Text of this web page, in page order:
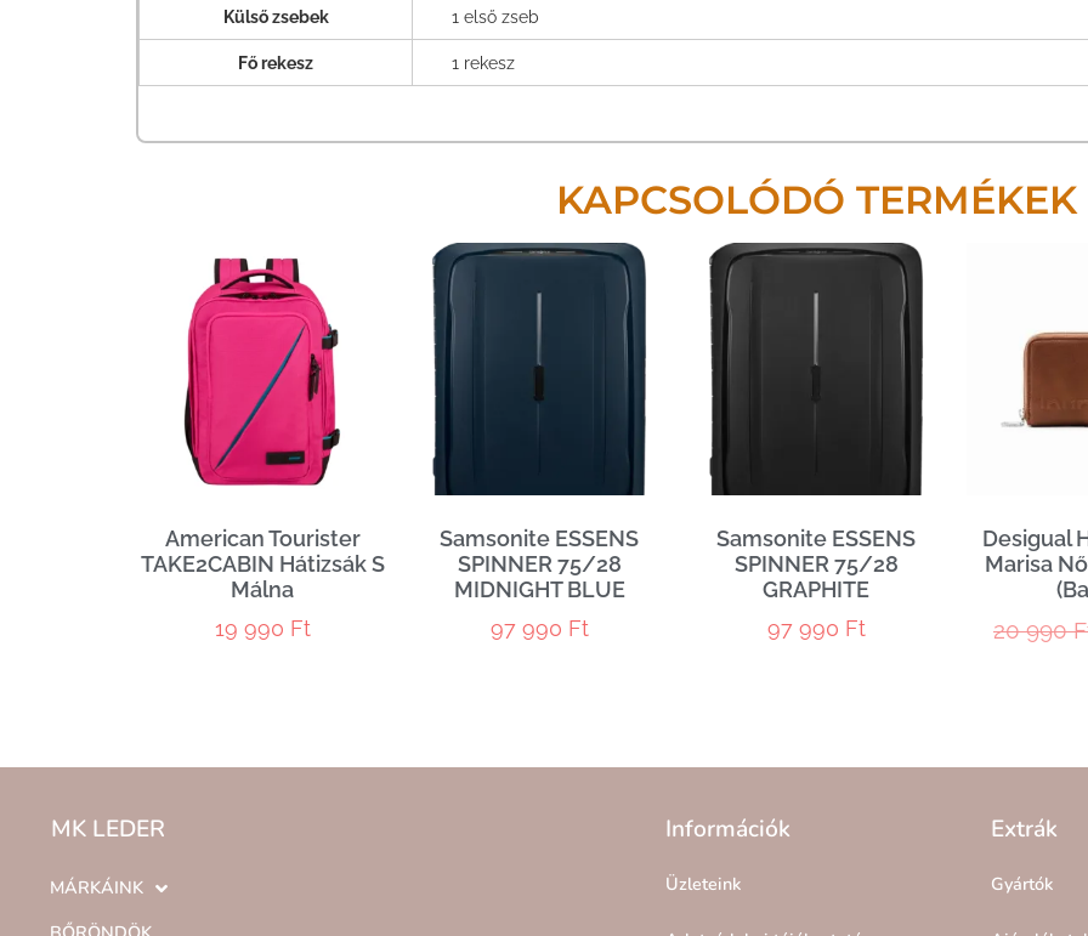
Külső zsebek 1 első zseb
Fő rekesz 1 rekesz
KAPCSOLÓDÓ TERMÉKEK
American Tourister
TAKE2CABIN Hátizsák S
Málna
19 990 Ft
Samsonite ESSENS
SPINNER 75/28
MIDNIGHT BLUE
97 990 Ft
Samsonite ESSENS
SPINNER 75/28
GRAPHITE
97 990 Ft
Desigual
Marisa
20 990
MK LEDER
MÁRKÁINK
Információk
Üzleteink
Extrák
Gyártók